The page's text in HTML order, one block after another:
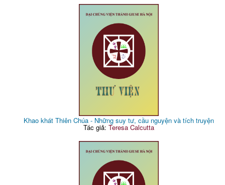
Khao khát Thiên Chúa - Những suy tư, cầu nguyện và tích truyện
Tác giả: Teresa Calcutta